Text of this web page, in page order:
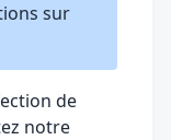
sur
de
notre